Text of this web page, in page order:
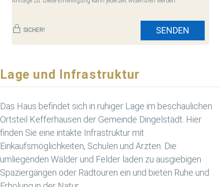
SICHER! SENDEN
Lage und Infrastruktur
Das Haus befindet sich in ruhiger Lage im beschaulichen
Ortsteil Kefferhausen der Gemeinde Dingelstädt. Hier
finden Sie eine intakte Infrastruktur mit
Einkaufsmöglichkeiten, Schulen und Ärzten. Die
umliegenden Wälder und Felder laden zu ausgiebigen
Spaziergängen oder Radtouren ein und bieten Ruhe und